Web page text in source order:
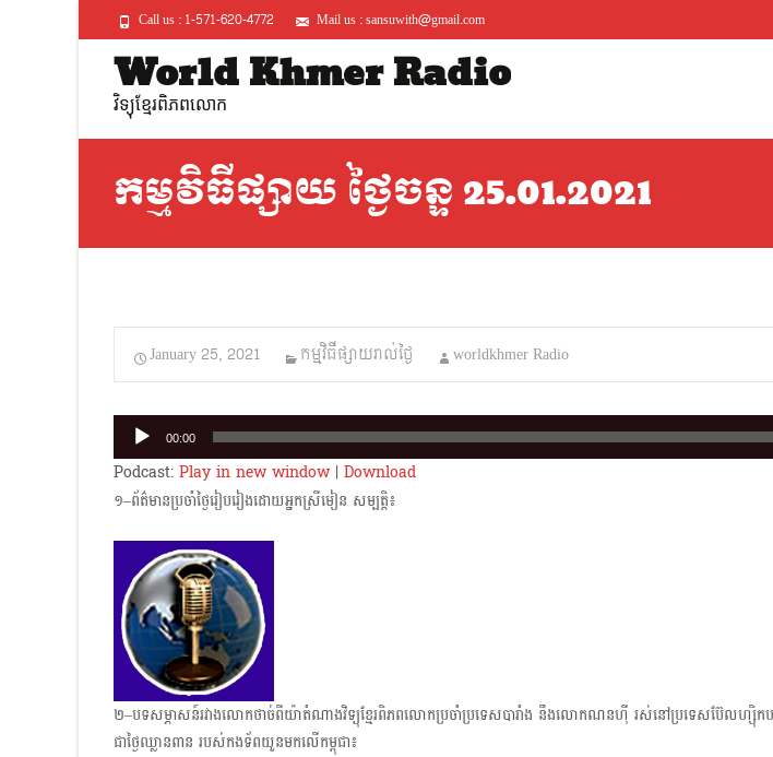
Call us : 1-571-620-4772 Mail us : sansuwith@gmail.com
World Khmer Radio
វិទ្យុខ្មែរពិភពលោក
កម្មវិធីផ្សាយ ថ្ងៃចន្ទ 25.01.2021
January 25, 2021 កម្មវិធីផ្សាយរាល់ថ្ងៃ worldkhmer Radio
Audio
Player
00:00
Podcast: Play in new window| Download
១–ព័ត៌មានប្រចាំថ្ងៃរៀបរៀងដោយអ្នកស្រីមៀន សម្បត្តិ៖
២–បទសម្ភាសន៍រវាងលោកថាច់ពីយ៉ាតំណាងវិទ្យុខ្មែរពិភព​លោកប្រចាំប្រទេសបារាំង នឹងលោក​ណនហ៊ី រស់នៅប្រទេសប៊ែលហ្ស៊ិកបន្ត
ជាថ្ងៃ​ឈ្លានពាន របស់កងទ័ពយួនមកលើកម្ពុជា៖